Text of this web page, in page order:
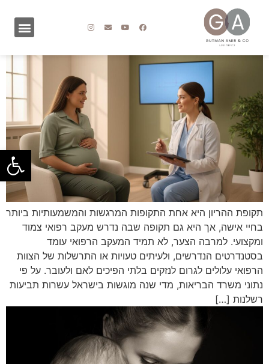
פתח
תקופת ההריון היא אחת התקופות המרגשות והמשמעותיות ביותר
בחיי אישה, אך היא גם תקופה שבה נדרש מעקב רפואי צמוד
ומקצועי. למרבה הצער, לא תמיד המעקב הרפואי עומד
בסטנדרטים הנדרשים, ולעיתים טעויות או התרשלות של הצוות
הרפואי עלולים לגרום לנזקים בלתי הפיכים לאם ולעובר. על פי
נתוני משרד הבריאות, מדי שנה מוגשות בישראל עשרות תביעות
רשלנות […]